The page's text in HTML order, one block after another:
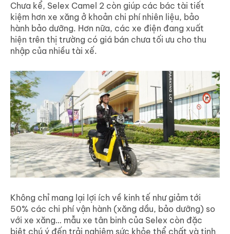
Chưa kể, Selex Camel 2 còn giúp các bác tài tiết
kiệm hơn xe xăng ở khoản chi phí nhiên liệu, bảo
hành bảo dưỡng. Hơn nữa, các xe điện đang xuất
hiện trên thị trường có giá bán chưa tối ưu cho thu
nhập của nhiều tài xế.
Không chỉ mang lại lợi ích về kinh tế như giảm tới
50% các chi phí vận hành (xăng dầu, bảo dưỡng) so
với xe xăng… mẫu xe tân binh của Selex còn đặc
biệt chú ý đến trải nghiệm sức khỏe thể chất và tinh